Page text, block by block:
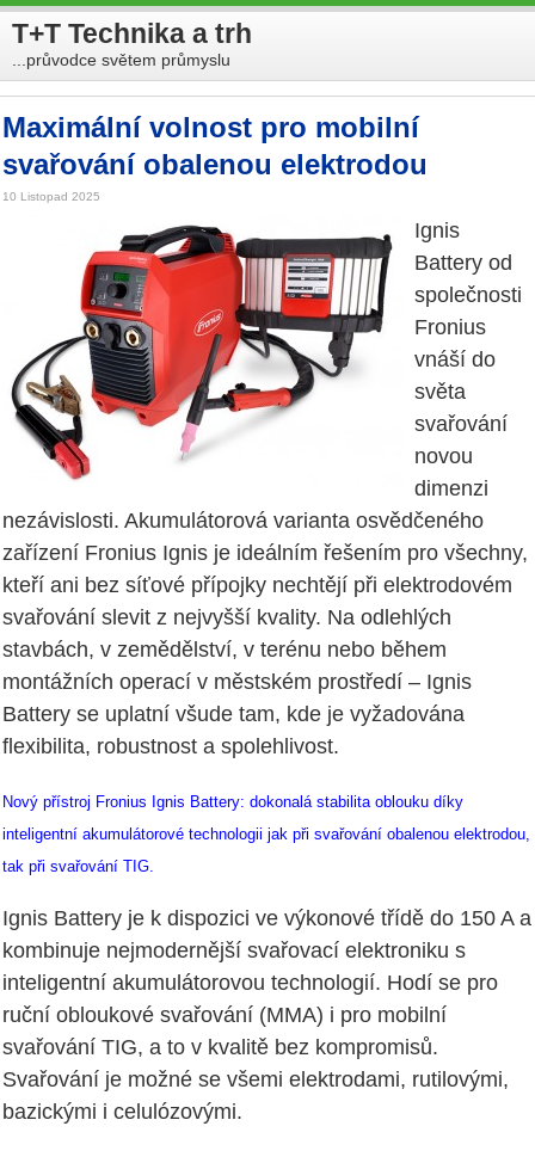
T+T Technika a trh
...průvodce světem průmyslu
Maximální volnost pro mobilní
svařování obalenou elektrodou
10 Listopad 2025
Ignis
Battery od
společnosti
Fronius
vnáší do
světa
svařování
novou
dimenzi
nezávislosti. Akumulátorová varianta osvědčeného
zařízení Fronius Ignis je ideálním řešením pro všechny,
kteří ani bez síťové přípojky nechtějí při elektrodovém
svařování slevit z nejvyšší kvality. Na odlehlých
stavbách, v zemědělství, v terénu nebo během
montážních operací v městském prostředí – Ignis
Battery se uplatní všude tam, kde je vyžadována
flexibilita, robustnost a spolehlivost.
Nový přístroj Fronius Ignis Battery: dokonalá stabilita oblouku díky
inteligentní akumulátorové technologii jak při svařování obalenou elektrodou,
tak při svařování TIG.
Ignis Battery je k dispozici ve výkonové třídě do 150 A a
kombinuje nejmodernější svařovací elektroniku s
inteligentní akumulátorovou technologií. Hodí se pro
ruční obloukové svařování (MMA) i pro mobilní
svařování TIG, a to v kvalitě bez kompromisů.
Svařování je možné se všemi elektrodami, rutilovými,
bazickými i celulózovými.